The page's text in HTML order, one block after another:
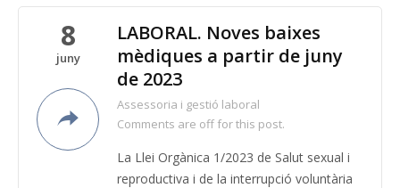
8
juny
LABORAL. Noves baixes
mèdiques a partir de juny
de 2023
Assessoria i gestió laboral
Comments are off for this post.
La Llei Orgànica 1/2023 de Salut sexual i
reproductiva i de la interrupció voluntària